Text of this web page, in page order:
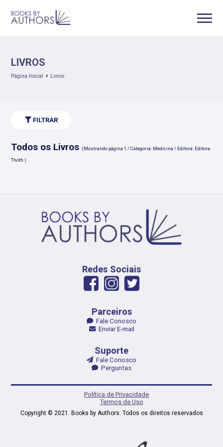
LIVROS
Página Inicial Livros
FILTRAR
Todos os Livros (Mostrando página 1 / Categoria: Medicina / Editora: Editora
Thoth )
Redes Sociais
Parceiros
Fale Conosco
Enviar E-mail
Suporte
Fale Conosco
Perguntas
Política de Privacidade
Termos de Uso
Copyright © 2021. Books by Authors. Todos os direitos reservados